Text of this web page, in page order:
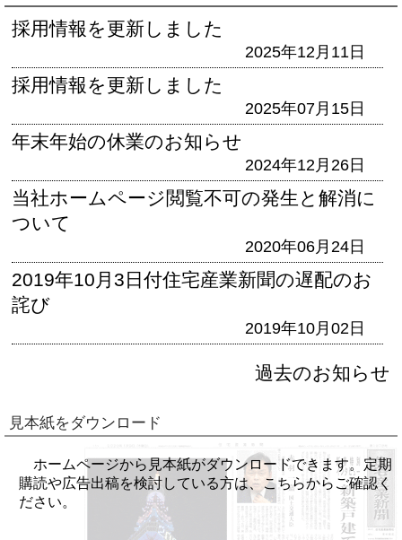
採用情報を更新しました
2025年12月11日
採用情報を更新しました
2025年07月15日
年末年始の休業のお知らせ
2024年12月26日
当社ホームページ閲覧不可の発生と解消に
ついて
2020年06月24日
2019年10月3日付住宅産業新聞の遅配のお
詫び
2019年10月02日
過去のお知らせ
見本紙をダウンロード
ホームページから見本紙がダウンロードできます。定期
購読や広告出稿を検討している方は、こちらからご確認く
ださい。